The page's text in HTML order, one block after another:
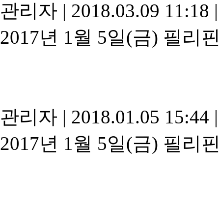
관리자 | 2018.03.09 11:18 |
2017년 1월 5일(금) 필리
관리자 | 2018.01.05 15:44 |
2017년 1월 5일(금) 필리